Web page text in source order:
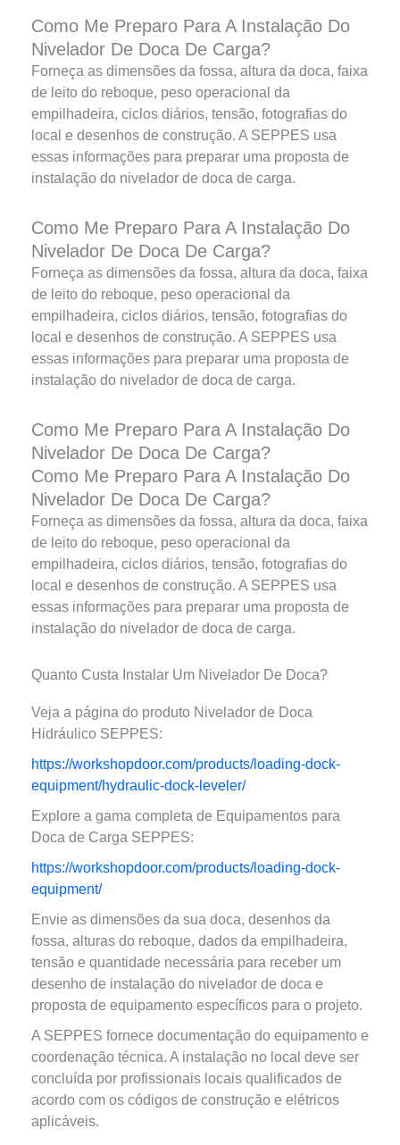
Como Me Preparo Para A Instalação Do
Nivelador De Doca De Carga?
Forneça as dimensões da fossa, altura da doca, faixa
de leito do reboque, peso operacional da
empilhadeira, ciclos diários, tensão, fotografias do
local e desenhos de construção. A SEPPES usa
essas informações para preparar uma proposta de
instalação do nivelador de doca de carga.
Como Me Preparo Para A Instalação Do
Nivelador De Doca De Carga?
Forneça as dimensões da fossa, altura da doca, faixa
de leito do reboque, peso operacional da
empilhadeira, ciclos diários, tensão, fotografias do
local e desenhos de construção. A SEPPES usa
essas informações para preparar uma proposta de
instalação do nivelador de doca de carga.
Como Me Preparo Para A Instalação Do
Nivelador De Doca De Carga?
Como Me Preparo Para A Instalação Do
Nivelador De Doca De Carga?
Forneça as dimensões da fossa, altura da doca, faixa
de leito do reboque, peso operacional da
empilhadeira, ciclos diários, tensão, fotografias do
local e desenhos de construção. A SEPPES usa
essas informações para preparar uma proposta de
instalação do nivelador de doca de carga.
Quanto Custa Instalar Um Nivelador De Doca?
Veja a página do produto Nivelador de Doca
Hidráulico SEPPES:
https://workshopdoor.com/products/loading-dock-
equipment/hydraulic-dock-leveler/
Explore a gama completa de Equipamentos para
Doca de Carga SEPPES:
https://workshopdoor.com/products/loading-dock-
equipment/
Envie as dimensões da sua doca, desenhos da
fossa, alturas do reboque, dados da empilhadeira,
tensão e quantidade necessária para receber um
desenho de instalação do nivelador de doca e
proposta de equipamento específicos para o projeto.
A SEPPES fornece documentação do equipamento e
coordenação técnica. A instalação no local deve ser
concluída por profissionais locais qualificados de
acordo com os códigos de construção e elétricos
aplicáveis.